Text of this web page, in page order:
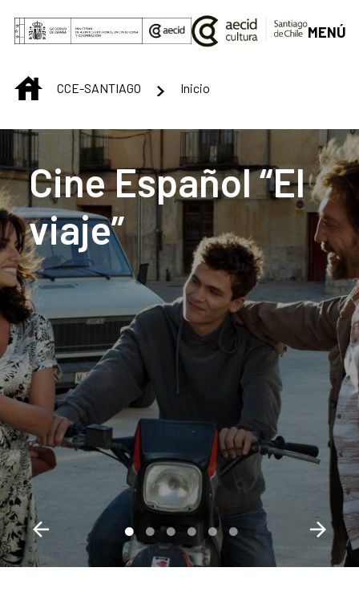
Saltar al contenido principal
MENÚ
INICIOCCE-SANTIAGO Inicio
Centro Cultural de
Cine Español “El
viaje”